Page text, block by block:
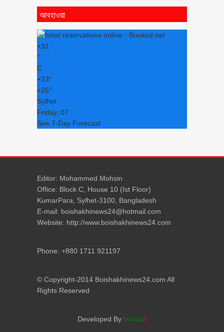
আবহাওয়া
+31
°
C
+33°
+25°
Sylhet
Friday, 07
See 7-Day Forecast
Editor: Mohammed Mohsin
Office: Block C, House 10 (Ist Floor)
KumarPara, Sylhet-3100, Bangladesh
E-mail: boishakhinews24@hotmail.com
Website: http://www.boishakhinews24.com
Phone: +880 1711 921197
© Copyright-2014 Boishakhinews24.com All
Rights Reserved
Developed By Mediait